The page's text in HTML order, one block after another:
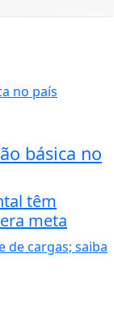
básica no
têm
meta